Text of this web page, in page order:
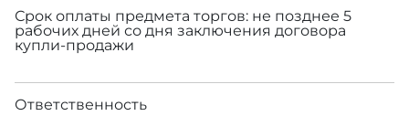
Срок оплаты предмета торгов: не позднее 5
рабочих дней со дня заключения договора
купли-продажи
Ответственность